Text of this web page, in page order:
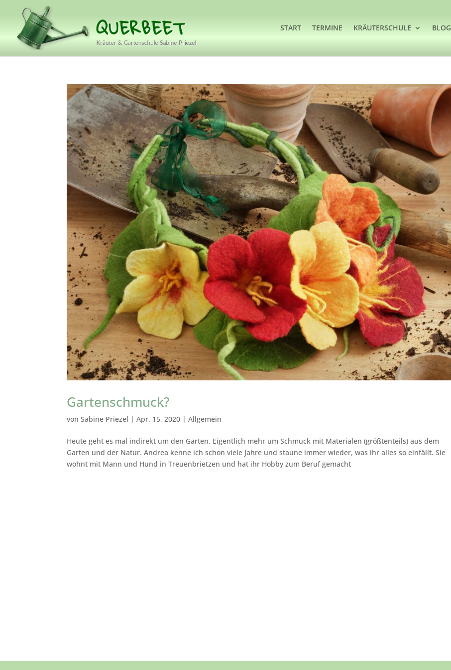
START TERMINE KRÄUTERSCHULE BLOG
Gartenschmuck?
vonSabine Priezel |Apr. 15, 2020 |Allgemein
Heute geht es mal indirekt um den Garten. Eigentlich mehr um Schmuck mit Materialen (größtenteils) aus dem
Garten und der Natur. Andrea kenne ich schon viele Jahre und staune immer wieder, was ihr alles so einfällt. Sie
wohnt mit Mann und Hund in Treuenbrietzen und hat ihr Hobby zum Beruf gemacht